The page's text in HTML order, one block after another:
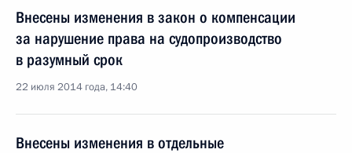
Внесены изменения в закон о компенсации
за нарушение права на судопроизводство
в разумный срок
22 июля 2014 года, 14:40
Внесены изменения в отдельные